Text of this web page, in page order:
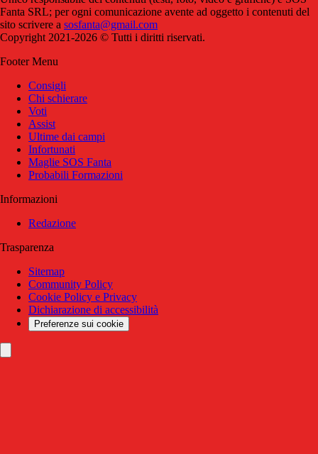
Fanta SRL; per ogni comunicazione avente ad oggetto i contenuti del
sito scrivere a sosfanta@gmail.com
Copyright 2021-2026 © Tutti i diritti riservati.
Footer Menu
Consigli
Chi schierare
Voti
Assist
Ultime dai campi
Infortunati
Maglie SOS Fanta
Probabili Formazioni
Informazioni
Redazione
Trasparenza
Sitemap
Community Policy
Cookie Policy e Privacy
Dichiarazione di accessibilità
Preferenze sui cookie